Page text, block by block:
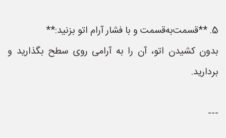
5. **قسمت‌به‌قسمت و با فشار آرام اتو بزنید:**
بدون کشیدن اتو، آن را به آرامی روی سطح بگذارید و
بردارید.
---